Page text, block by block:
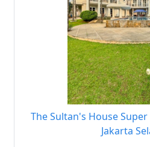
The Sultan's House
Jakarta